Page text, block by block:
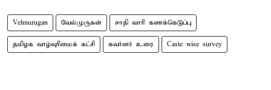
Velmurugan வேல்முருகன் சாதி வாரி கணக்கெடுப்பு
தமிழக வாழ்வுரிமைக் கட்சி கவர்னர் உரை Caste wise survey